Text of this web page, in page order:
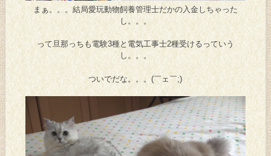
まぁ。。。結局愛玩動物飼養管理士だかの入金しちゃった
し。。。
って旦那っちも電験3種と電気工事士2種受けるっていう
し。。。
ついでだな。。。(￣ェ￣;)